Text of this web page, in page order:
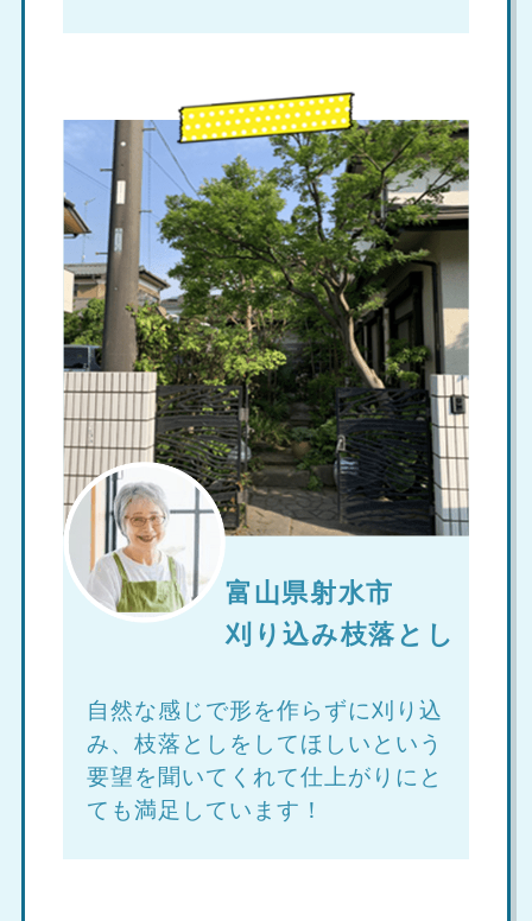
富山県射水市
刈り込み枝落とし
自然な感じで形を作らずに刈り込
み、枝落としをしてほしいという
要望を聞いてくれて仕上がりにと
ても満足しています！